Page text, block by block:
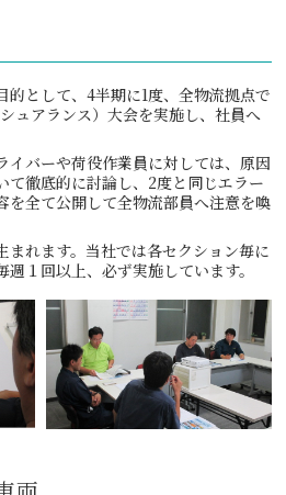
的として、4半期に1度、全物流拠点で
ュアランス）大会を実施し、社員へ
イバーや荷役作業員に対しては、原因
て徹底的に討論し、2度と同じエラー
を全て公開して全物流部員へ注意を喚
まれます。当社では各セクション毎に
１回以上、必ず実施しています。